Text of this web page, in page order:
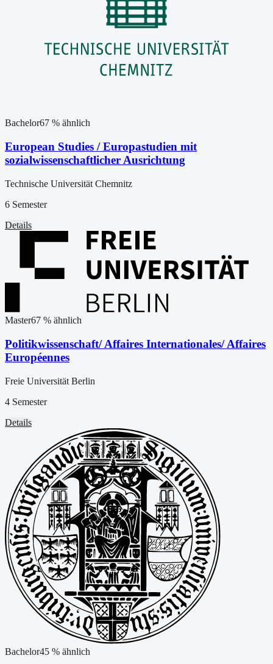
Bachelor67 % ähnlich
European Studies / Europastudien mit
sozialwissenschaftlicher Ausrichtung
Technische Universität Chemnitz
6 Semester
Details
Master67 % ähnlich
Politikwissenschaft/ Affaires Internationales/ Affaires
Européennes
Freie Universität Berlin
4 Semester
Details
Bachelor45 % ähnlich